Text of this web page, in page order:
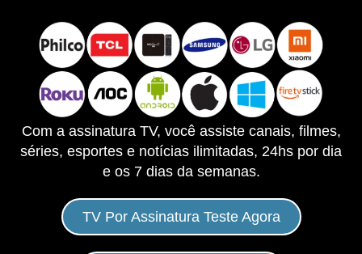
Com a assinatura TV, você assiste canais, filmes,
séries, esportes e notícias ilimitadas, 24hs por dia
e os 7 dias da semanas.
TV Por Assinatura Teste Agora